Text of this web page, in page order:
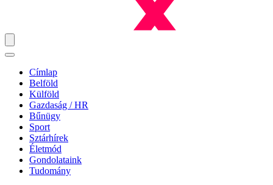
Címlap
Belföld
Külföld
Gazdaság / HR
Bűnügy
Sport
Sztárhírek
Életmód
Gondolataink
Tudomány